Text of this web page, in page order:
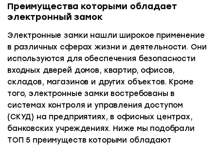
Преимущества которыми обладает
электронный замок
Электронные замки нашли широкое применение
в различных сферах жизни и деятельности. Они
используются для обеспечения безопасности
входных дверей домов, квартир, офисов,
складов, магазинов и других объектов. Кроме
того, электронные замки востребованы в
системах контроля и управления доступом
(СКУД) на предприятиях, в офисных центрах,
банковских учреждениях. Ниже мы подобрали
ТОП 5 преимуществ которыми обладают